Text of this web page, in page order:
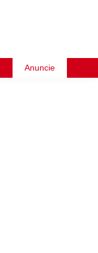
Anuncie